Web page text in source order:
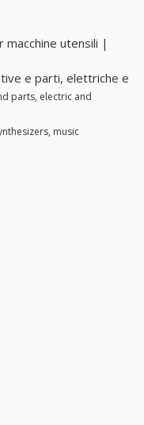
utensili |
e parti, elettriche e
parts, electric and
music